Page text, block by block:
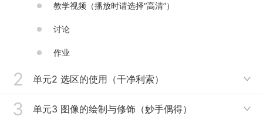
教学视频（播放时请选择“高清”）
讨论
作业
2 单元2 选区的使用（干净利索） 
教学内容
3 单元3 图像的绘制与修饰（妙手偶得） 